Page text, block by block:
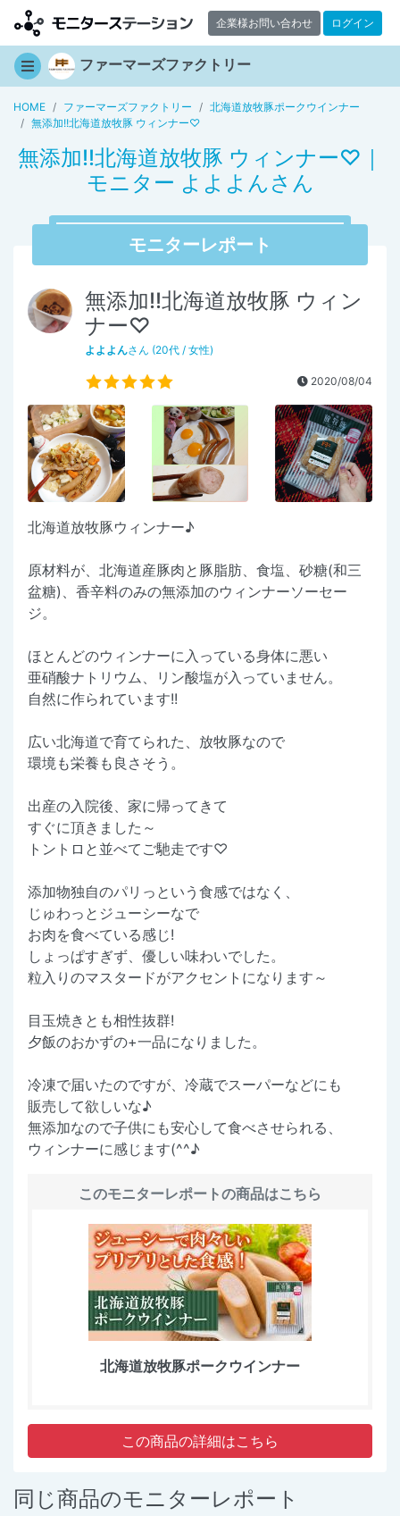
企業様お問い合わせ ログイン
ファーマーズファクトリー
HOME ファーマーズファクトリー
北海道放牧豚ポークウインナー
無添加!!北海道放牧豚 ウィンナー♡
無添加!!北海道放牧豚 ウィンナー♡｜
モニター よよよんさん
モニターレポート
無添加!!北海道放牧豚 ウィン
ナー♡
よよよんさん (20代 / 女性)
2020/08/04
北海道放牧豚ウィンナー♪
原材料が、北海道産豚肉と豚脂肪、食塩、砂糖(和三
盆糖)、香辛料のみの無添加のウィンナーソーセー
ジ。
ほとんどのウィンナーに入っている身体に悪い
亜硝酸ナトリウム、リン酸塩が入っていません。
自然に作られています!!
広い北海道で育てられた、放牧豚なので
環境も栄養も良さそう。
出産の入院後、家に帰ってきて
すぐに頂きました～
トントロと並べてご馳走です♡
添加物独自のパリっという食感ではなく、
じゅわっとジューシーなで
お肉を食べている感じ!
しょっぱすぎず、優しい味わいでした。
粒入りのマスタードがアクセントになります～
目玉焼きとも相性抜群!
夕飯のおかずの+一品になりました。
冷凍で届いたのですが、冷蔵でスーパーなどにも
販売して欲しいな♪
無添加なので子供にも安心して食べさせられる、
ウィンナーに感じます(^^♪
このモニターレポートの商品はこちら
北海道放牧豚ポークウインナー
この商品の詳細はこちら
同じ商品のモニターレポート